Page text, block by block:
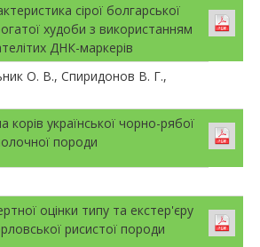
сірої болгарської
худоби з використанням
ДНК-маркерів
О. В., Спиридонов В. Г.,
корів української чорно-рябої
породи
оцінки типу та екстер'єру
рисистої породи